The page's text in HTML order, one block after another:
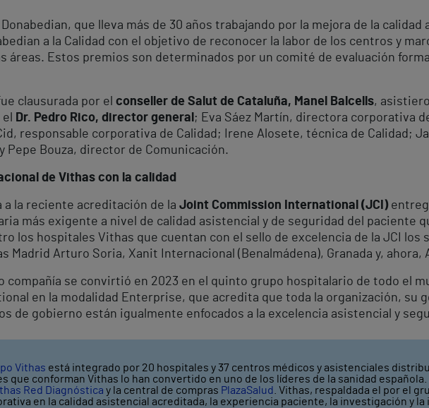
que lleva más de 30 años trabajando por la mejora de la calidad
a la Calidad con el objetivo de reconocer la labor de los centros y
áreas. Estos premios son determinados por un comité de evaluación
clausurada por el conseller de Salut de Cataluña, Manel Balcells,
Dr. Pedro Rico, director general ; Eva Sáez Martín, directora corporativa
responsable corporativa de Calidad; Irene Alosete, técnica de Calidad;
Pepe Bouza, director de Comunicación.
de Vithas con la calidad
a la reciente acreditación de la Joint Commission International (JCI)
más exigente a nivel de calidad asistencial y de seguridad del paciente
los hospitales Vithas que cuentan con el sello de excelencia de la JCI los
Madrid Arturo Soria, Xanit Internacional (Benalmádena), Granada y, ahora,
compañía se convirtió en 2023 en el quinto grupo hospitalario de todo el
en la modalidad Enterprise, que acredita que toda la organización, su
de gobierno están igualmente enfocados a la excelencia asistencial y
Vithas está integrado por 20 hospitales y 37 centros médicos y asistenciales
que conforman Vithas lo han convertido en uno de los líderes de la sanidad
Red Diagnóstica y la central de compras PlazaSalud . Vithas, respaldada el por el
en la calidad asistencial acreditada, la experiencia paciente, la investigación y la